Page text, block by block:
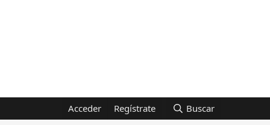
Acceder Regístrate Buscar